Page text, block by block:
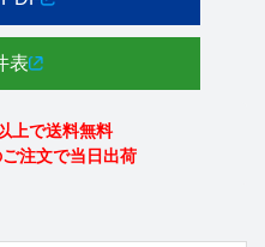
表
上で送料無料
注文で当日出荷